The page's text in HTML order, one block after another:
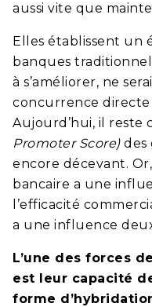
aussi vite que
Elles établissent un
banques
à s’améliorer, ne
concurrence
Aujourd’hui, il reste
Promoter Score)des
encore décevant.
bancaire a une
l’efficacité
a une influence
L’une des forces
est leur capacité
forme